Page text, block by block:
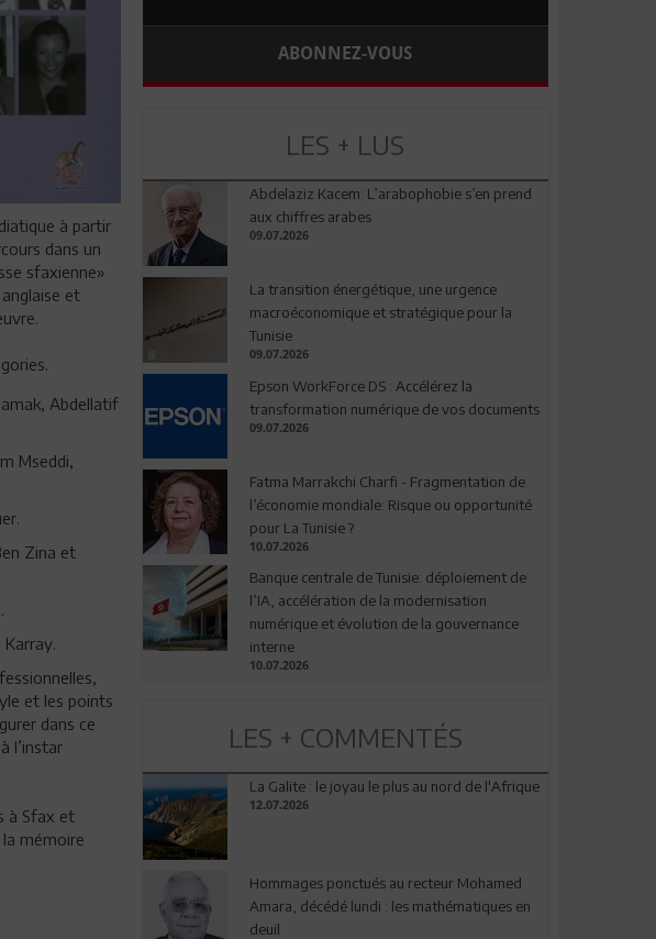
à partir
dans un
sfaxienne»
anglaise et
Abdellatif
Mseddi,
Zina et
et les points
dans ce
l’instar
à Sfax et
mémoire
ABONNEZ-VOUS
LES + LUS
Abdelaziz Kacem: L’arabophobie s’en prend
aux chiffres arabes
09.07.2026
La transition énergétique, une urgence
macroéconomique et stratégique pour la
Tunisie
09.07.2026
Epson WorkForce DS : Accélérez la
transformation numérique de vos documents
09.07.2026
Fatma Marrakchi Charfi - Fragmentation de
l’économie mondiale: Risque ou opportunité
pour La Tunisie ?
10.07.2026
Banque centrale de Tunisie: déploiement de
l’IA, accélération de la modernisation
numérique et évolution de la gouvernance
interne
10.07.2026
LES + COMMENTÉS
La Galite : le joyau le plus au nord de l'Afrique
12.07.2026
Hommages ponctués au recteur Mohamed
Amara, décédé lundi : les mathématiques en
deuil